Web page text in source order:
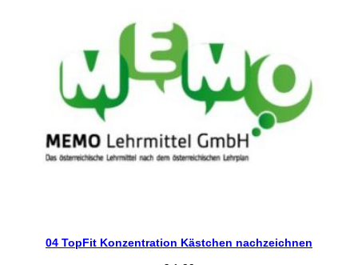
04 TopFit Konzentration Kästchen nachzeichnen